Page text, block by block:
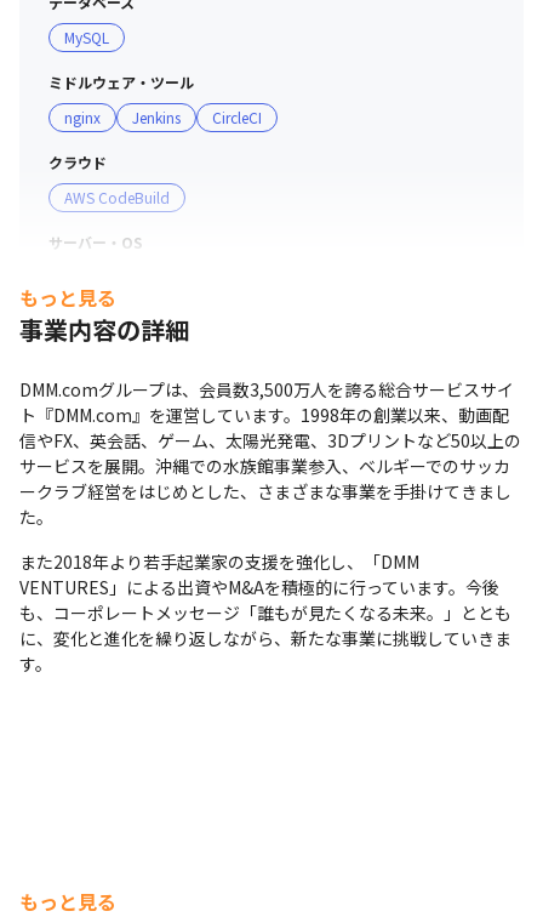
メリハリをつけて働ける職場です。
いずれはDMMの全てのサービスに対し支援できる体制に
していくため、最善のアプローチを一緒にしてくれるメン
バーを募集することになりました。
MySQL
ミドルウェア・ツール
nginx
Jenkins CircleCI
クラウド
AWS CodeBuild
サーバー・OS
プロジェクト管理
コミュニケーションツール
Slack
Zoom
支給PC
もっと見る
事業内容の詳細
DMM.comグループは、会員数3,500万人を誇る総合サービスサイ
ト『DMM.com』を運営しています。1998年の創業以来、動画配
信やFX、英会話、ゲーム、太陽光発電、3Dプリントなど50以上の
サービスを展開。沖縄での水族館事業参入、ベルギーでのサッカ
ークラブ経営をはじめとした、さまざまな事業を手掛けてきまし
た。
また2018年より若手起業家の支援を強化し、「DMM
VENTURES」による出資やM&Aを積極的に行っています。今後
も、コーポレートメッセージ「誰もが見たくなる未来。」ととも
に、変化と進化を繰り返しながら、新たな事業に挑戦していきま
す。
もっと見る